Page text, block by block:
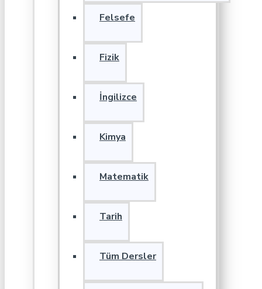
Felsefe
Fizik
İngilizce
Kimya
Matematik
Tarih
Tüm Dersler